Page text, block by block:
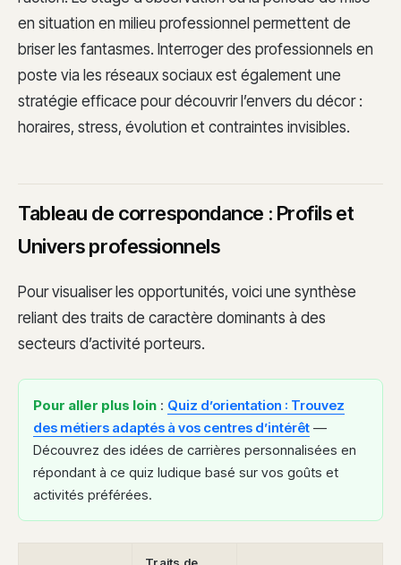
en situation en milieu professionnel permettent de
briser les fantasmes. Interroger des professionnels en
poste via les réseaux sociaux est également une
stratégie efficace pour découvrir l’envers du décor :
horaires, stress, évolution et contraintes invisibles.
Tableau de correspondance : Profils et
Univers professionnels
Pour visualiser les opportunités, voici une synthèse
reliant des traits de caractère dominants à des
secteurs d’activité porteurs.
Pour aller plus loin : Quiz d’orientation : Trouvez
des métiers adaptés à vos centres d’intérêt —
Découvrez des idées de carrières personnalisées en
répondant à ce quiz ludique basé sur vos goûts et
activités préférées.